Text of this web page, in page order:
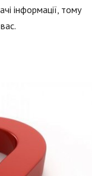
інформації, тому